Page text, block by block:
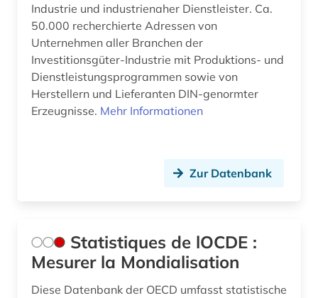
Industrie und industrienaher Dienstleister. Ca.
50.000 recherchierte Adressen von
Unternehmen aller Branchen der
Investitionsgüter-Industrie mit Produktions- und
Dienstleistungsprogrammen sowie von
Herstellern und Lieferanten DIN-genormter
Erzeugnisse. Mehr Informationen
Zur Datenbank
Statistiques de lOCDE :
Mesurer la Mondialisation
Diese Datenbank der OECD umfasst statistische